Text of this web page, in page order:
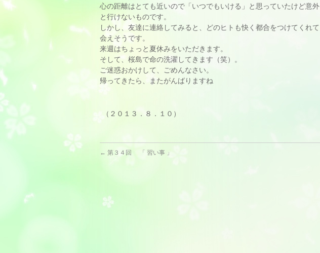
心の距離はとても近いので「いつでもいける」
と思っていたけど意外
と行けないものです。
しかし、友達に連絡してみると、
どのヒトも快く都合をつけてくれて
会えそうです。
来週はちょっと夏休みをいただきます。
そして、桜島で命の洗濯してきます（笑）。
ご迷惑おかけして、ごめんなさい。
帰ってきたら、またがんばりますね
（２０１３．８．１０）
← 第３４回 「 習い事 」